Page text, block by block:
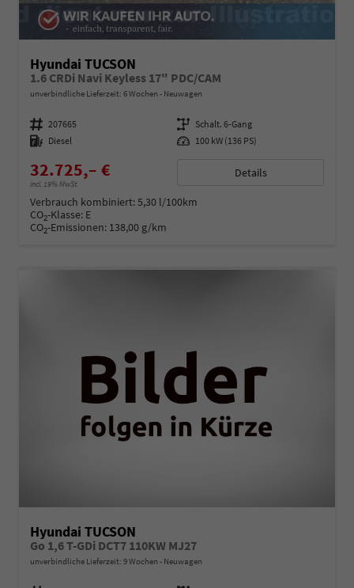
Hyundai TUCSON
1.6 CRDi Navi Keyless 17" PDC/CAM
unverbindliche Lieferzeit: 6 Wochen Neuwagen
Fahrzeugnummer 207665 Getriebe Schalt. 6-Gang
Kraftstoff Diesel Leistung 100 kW (136 PS)
32.725,– €
incl. 19% MwSt.
Details
Verbrauch kombiniert:5,30 l/100km
CO2-Klasse: E
CO2-Emissionen: 138,00 g/km
Hyundai TUCSON
Go 1,6 T-GDi DCT7 110KW MJ27
unverbindliche Lieferzeit: 9 Wochen Neuwagen